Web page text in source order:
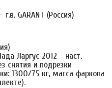
Ларгус 2012 - наст.
снятия и подрезки
1300/75 кг, масса фаркопа